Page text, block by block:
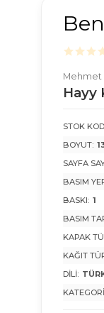
Mehmet
Hayy
STOK
BOYUT:
SAYFA
BASIM
BASKI: 1
BASIM
KAPAK
KAĞIT
DILI: